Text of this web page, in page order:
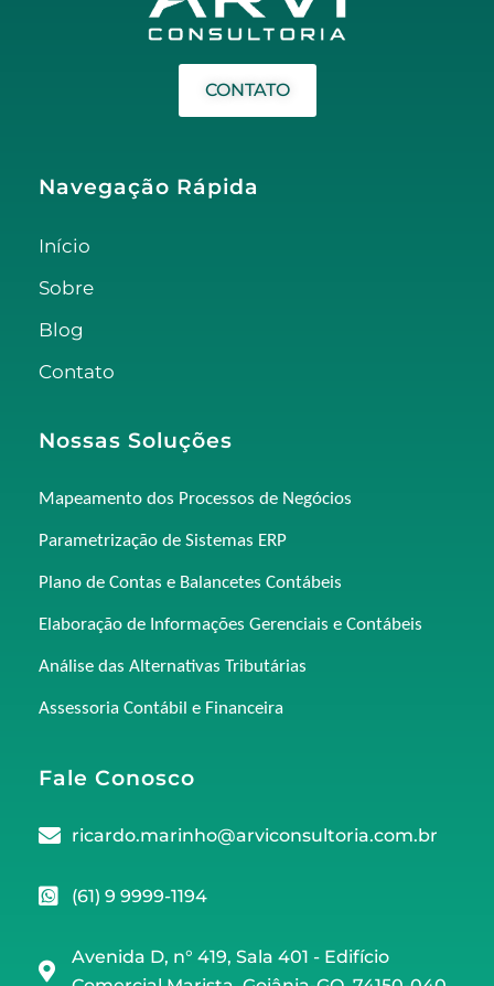
CONTATO
Navegação Rápida
Início
Sobre
Blog
Contato
Nossas Soluções
Mapeamento dos Processos de Negócios
Parametrização de Sistemas ERP
Plano de Contas e Balancetes Contábeis
Elaboração de Informações Gerenciais e Contábeis
Análise das Alternativas Tributárias
Assessoria Contábil e Financeira
Fale Conosco
ricardo.marinho@arviconsultoria.com.br
(61) 9 9999-1194
Avenida D, n° 419, Sala 401 - Edifício